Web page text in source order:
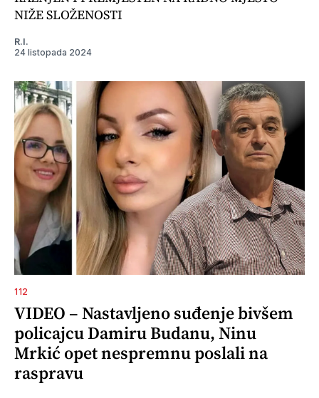
NIŽE SLOŽENOSTI
R.I.
24 listopada 2024
112
VIDEO – Nastavljeno suđenje bivšem
policajcu Damiru Budanu, Ninu
Mrkić opet nespremnu poslali na
raspravu